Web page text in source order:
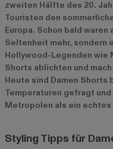
zweiten Hälfte des 20.
Touristen den
Europa. Schon bald waren
Seltenheit mehr, sondern
Hollywood-Legenden wie
Shorts ablichten und
Heute sind Damen Shorts
Temperaturen gefragt
Metropolen als ein echtes
Styling Tipps für